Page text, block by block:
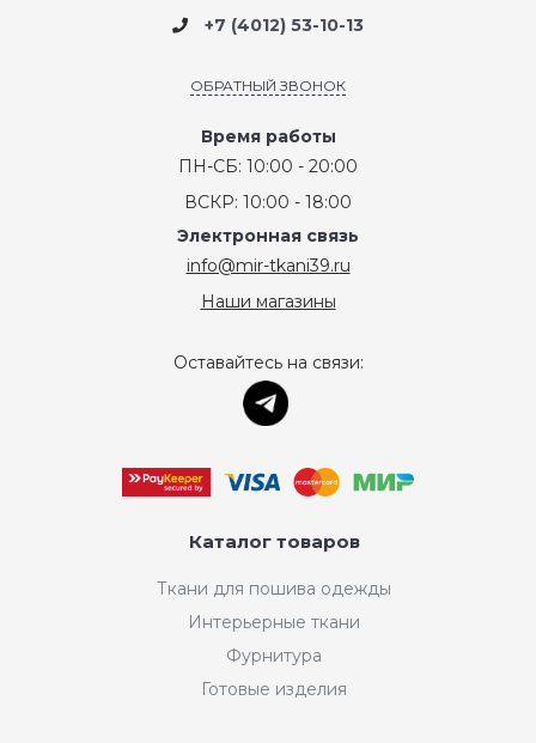
+7 (4012) 53-10-13
ОБРАТНЫЙ ЗВОНОК
Время работы
ПН-СБ: 10:00 - 20:00
ВСКР: 10:00 - 18:00
Электронная связь
info@mir-tkani39.ru
Наши магазины
Оставайтесь на связи:
Каталог товаров
Ткани для пошива одежды
Интерьерные ткани
Фурнитура
Готовые изделия